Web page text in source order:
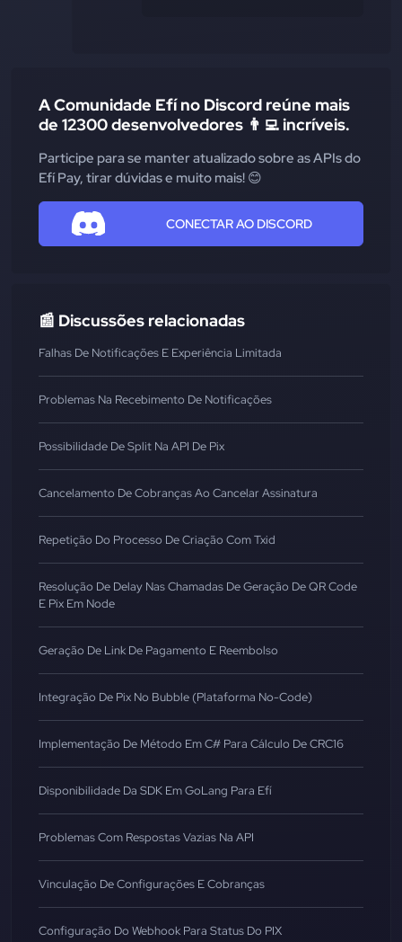
A Comunidade Efí no Discord reúne mais
de 12300 desenvolvedores 👨‍💻 incríveis.
Participe para se manter atualizado sobre as APIs do
Efí Pay, tirar dúvidas e muito mais! 😊
CONECTAR AO DISCORD
📰 Discussões relacionadas
Falhas De Notificações E Experiência Limitada
Problemas Na Recebimento De Notificações
Possibilidade De Split Na API De Pix
Cancelamento De Cobranças Ao Cancelar Assinatura
Repetição Do Processo De Criação Com Txid
Resolução De Delay Nas Chamadas De Geração De QR Code
E Pix Em Node
Geração De Link De Pagamento E Reembolso
Integração De Pix No Bubble (Plataforma No-Code)
Implementação De Método Em C# Para Cálculo De CRC16
Disponibilidade Da SDK Em GoLang Para Efí
Problemas Com Respostas Vazias Na API
Vinculação De Configurações E Cobranças
Configuração Do Webhook Para Status Do PIX